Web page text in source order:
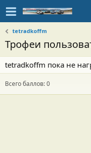
tetradkoffm
Трофеи
tetradkoffm пока не
Всего баллов: 0